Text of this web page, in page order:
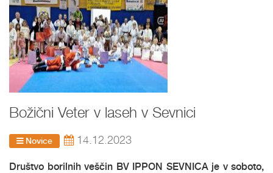
Božični Veter v laseh v Sevnici
Novice 14.12.2023
Društvo borilnih veščin BV IPPON SEVNICA je v soboto,